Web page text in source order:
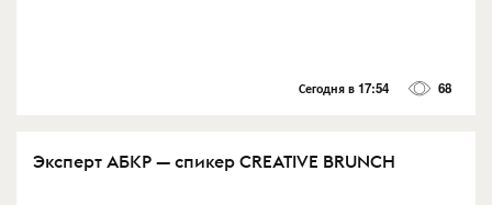
Сегодня в 17:54 68
Эксперт АБКР — спикер CREATIVE BRUNCH